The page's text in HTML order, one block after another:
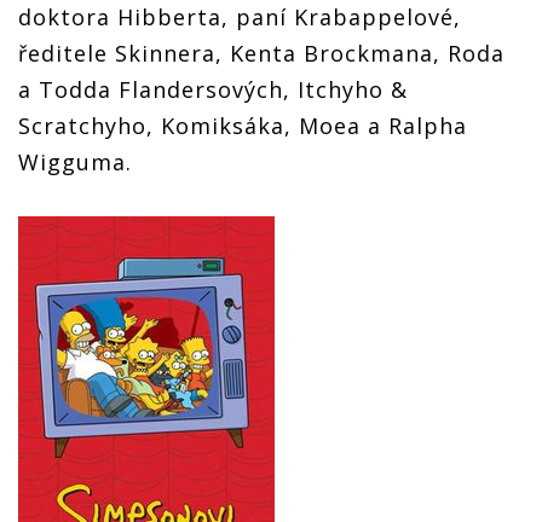
doktora Hibberta, paní Krabappelové,
ředitele Skinnera, Kenta Brockmana, Roda
a Todda Flandersových, Itchyho &
Scratchyho, Komiksáka, Moea a Ralpha
Wigguma.